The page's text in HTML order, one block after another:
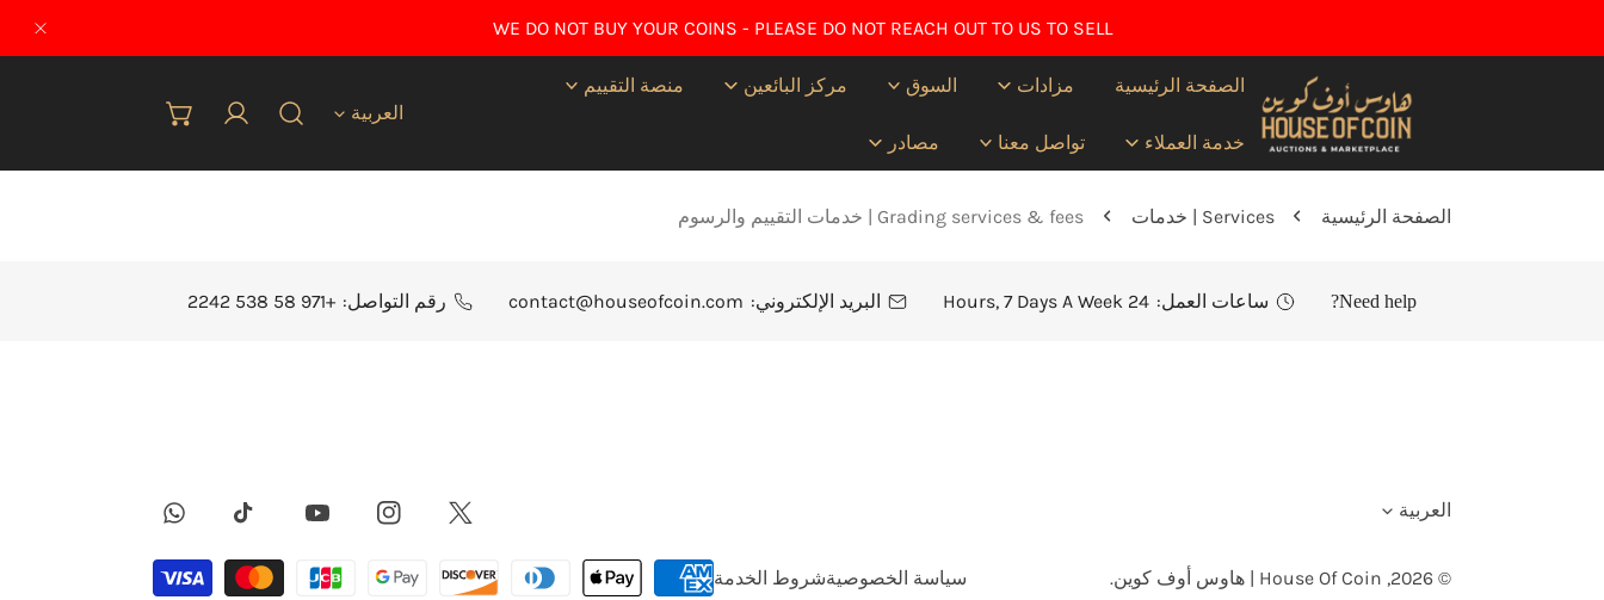
WE DO NOT BUY YOUR COINS - PLEASE DO NOT REACH OUT TO US TO SELL
الصفحة الرئيسية
مزادات السوق مركز البائعين منصة التقييم
خدمة العملاء تواصل معنا مصادر لغة
العربية
تسجيل الدخول
الصفحة الرئيسية Services | خدمات Grading services & fees | خدمات التقييم والرسوم
Need help? ساعات العمل: 24 Hours, 7 Days A Week البريد الإلكتروني: contact@houseofcoin.com رقم التواصل: +971 58 538 2242
ل
غ
العربية
Twitter
Instagram
Youtube
Tiktok
Whatsapp
© 2026, House Of Coin | هاوس أوف كوين . سياسة الخصوصيةشروط الخدمةطرق